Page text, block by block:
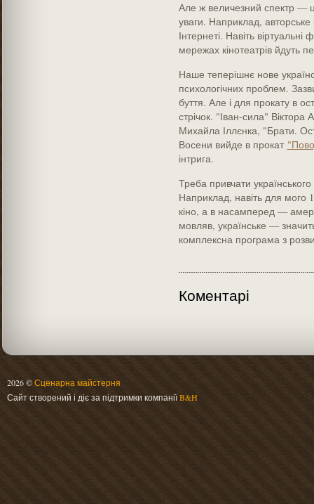
Але ж величезний спектр —
уваги. Наприклад,
Інтернеті. Навіть
мережах кінотеатрів йдуть
Наше теперішнє нове
психологічних проблем.
буття. Але і для прокату в
стрічок. "Іван-сила" Віктора
Михайла Іллєнка, "Брати.
Восени вийде в прокат
інтрига.
Треба привчати
Наприклад, навіть для мого
кіно, а в насамперед —
мовляв, українське —
комплексна програма з
Коментарі
2026 ©Сценарна майстерня
Сайт створений і діє за підтримки компаніїB&H